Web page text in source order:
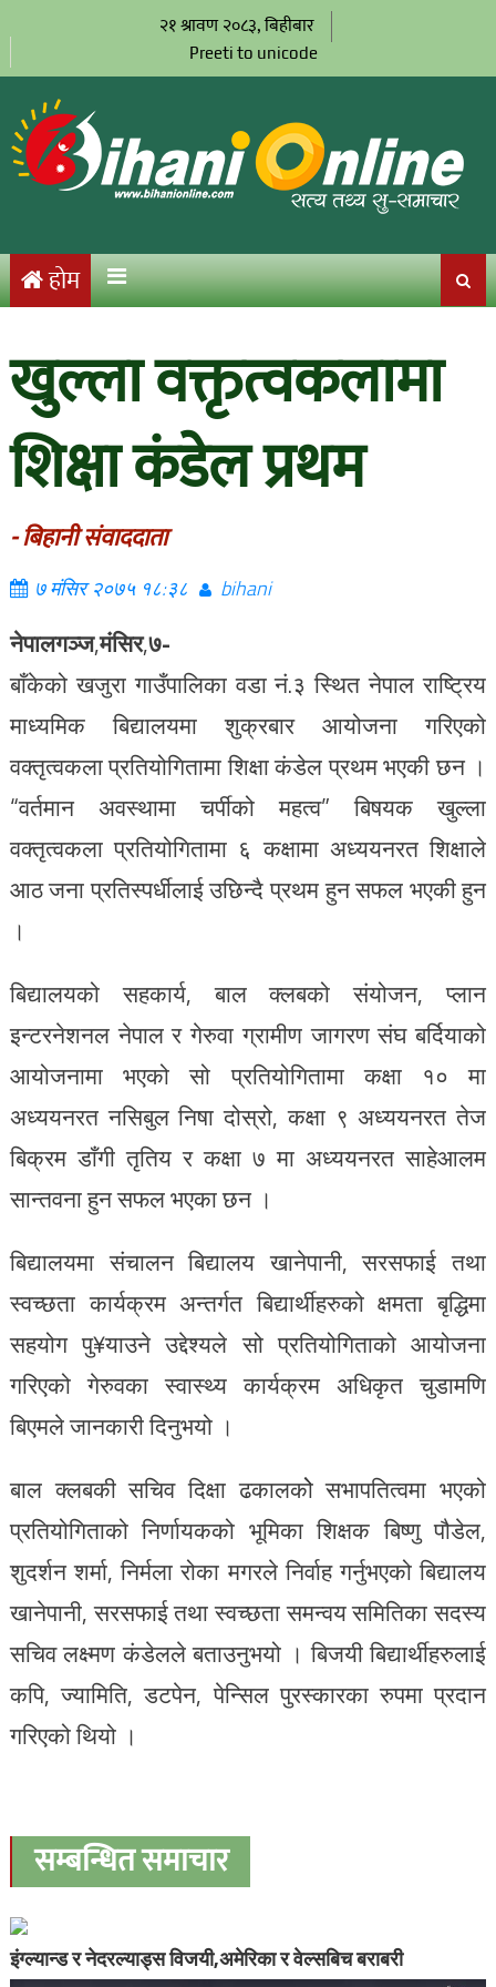
२१ श्रावण २०८३, बिहीबार
Preeti to unicode
होम
खुल्ला वक्तृत्वकलामा
शिक्षा कंडेल प्रथम
- बिहानी संवाददाता
७ मंसिर २०७५ १८:३८ bihani
नेपालगञ्ज,मंसिर,७-
बाँकेको खजुरा गाउँपालिका वडा नं.३ स्थित नेपाल राष्ट्रिय
माध्यमिक बिद्यालयमा शुक्रबार आयोजना गरिएको
वक्तृत्वकला प्रतियोगितामा शिक्षा कंडेल प्रथम भएकी छन ।
“वर्तमान अवस्थामा चर्पीको महत्व” बिषयक खुल्ला
वक्तृत्वकला प्रतियोगितामा ६ कक्षामा अध्ययनरत शिक्षाले
आठ जना प्रतिस्पर्धीलाई उछिन्दै प्रथम हुन सफल भएकी हुन
।
बिद्यालयको सहकार्य, बाल क्लबको संयोजन, प्लान
इन्टरनेशनल नेपाल र गेरुवा ग्रामीण जागरण संघ बर्दियाको
आयोजनामा भएको सो प्रतियोगितामा कक्षा १० मा
अध्ययनरत नसिबुल निषा दोस्रो, कक्षा ९ अध्ययनरत तेज
बिक्रम डाँगी तृतिय र कक्षा ७ मा अध्ययनरत साहेआलम
सान्तवना हुन सफल भएका छन ।
बिद्यालयमा संचालन बिद्यालय खानेपानी, सरसफाई तथा
स्वच्छता कार्यक्रम अन्तर्गत बिद्यार्थीहरुको क्षमता बृद्धिमा
सहयोग पु¥याउने उद्देश्यले सो प्रतियोगिताको आयोजना
गरिएको गेरुवका स्वास्थ्य कार्यक्रम अधिकृत चुडामणि
बिएमले जानकारी दिनुभयो ।
बाल क्लबकी सचिव दिक्षा ढकालकोे सभापतित्वमा भएको
प्रतियोगिताको निर्णायकको भूमिका शिक्षक बिष्णु पौडेल,
शुदर्शन शर्मा, निर्मला रोका मगरले निर्वाह गर्नुभएको बिद्यालय
खानेपानी, सरसफाई तथा स्वच्छता समन्वय समितिका सदस्य
सचिव लक्ष्मण कंडेलले बताउनुभयो । बिजयी बिद्यार्थीहरुलाई
कपि, ज्यामिति, डटपेन, पेन्सिल पुरस्कारका रुपमा प्रदान
गरिएको थियो ।
सम्बन्धित समाचार
इंग्ल्यान्ड र नेदरल्याड्स विजयी,अमेरिका र वेल्सबिच बराबरी